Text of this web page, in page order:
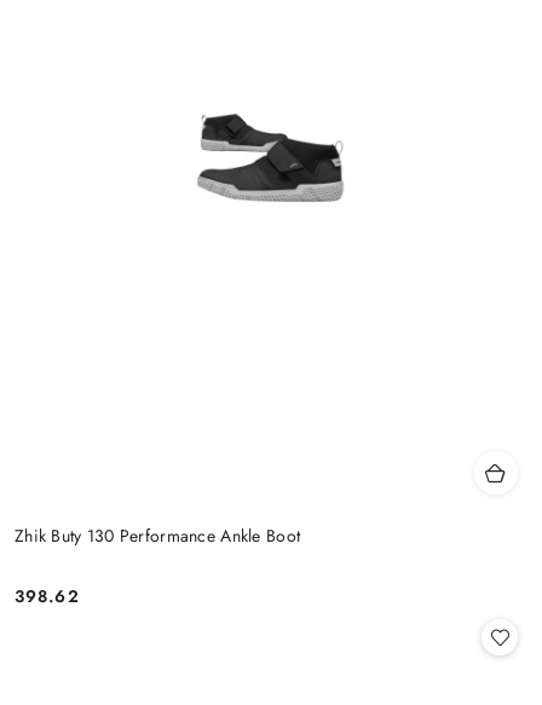
Zhik Buty 130 Performance Ankle Boot
Cena:
398.62